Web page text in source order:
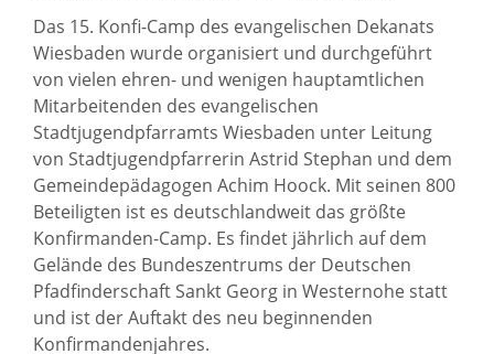
Das 15. Konfi-Camp des evangelischen Dekanats
Wiesbaden wurde organisiert und durchgeführt
von vielen ehren- und wenigen hauptamtlichen
Mitarbeitenden des evangelischen
Stadtjugendpfarramts Wiesbaden unter Leitung
von Stadtjugendpfarrerin Astrid Stephan und dem
Gemeindepädagogen Achim Hoock. Mit seinen 800
Beteiligten ist es deutschlandweit das größte
Konfirmanden-Camp. Es findet jährlich auf dem
Gelände des Bundeszentrums der Deutschen
Pfadfinderschaft Sankt Georg in Westernohe statt
und ist der Auftakt des neu beginnenden
Konfirmandenjahres.